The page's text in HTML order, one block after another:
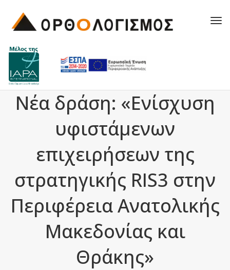
Νέα δράση: «Ενίσχυση
υφιστάμενων
επιχειρήσεων της
στρατηγικής RIS3 στην
Περιφέρεια Ανατολικής
Μακεδονίας και
Θράκης»